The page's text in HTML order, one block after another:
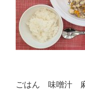
ごはん 味噌汁